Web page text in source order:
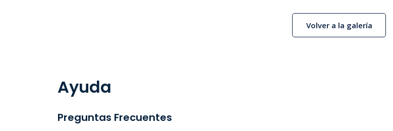
Volver a la galería
Ayuda
Preguntas Frecuentes